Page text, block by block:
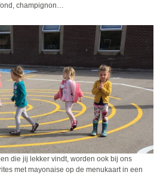
champignon…
die jij lekker vindt, worden ook bij ons
met mayonaise op de menukaart in een